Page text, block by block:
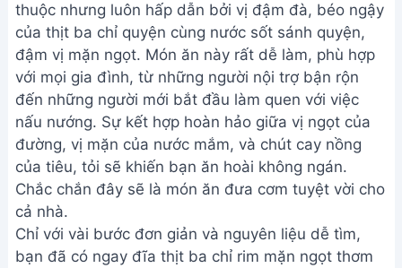
thuộc nhưng luôn hấp dẫn bởi vị đậm đà, béo ngậy
của thịt ba chỉ quyện cùng nước sốt sánh quyện,
đậm vị mặn ngọt. Món ăn này rất dễ làm, phù hợp
với mọi gia đình, từ những người nội trợ bận rộn
đến những người mới bắt đầu làm quen với việc
nấu nướng. Sự kết hợp hoàn hảo giữa vị ngọt của
đường, vị mặn của nước mắm, và chút cay nồng
của tiêu, tỏi sẽ khiến bạn ăn hoài không ngán.
Chắc chắn đây sẽ là món ăn đưa cơm tuyệt vời cho
cả nhà.
Chỉ với vài bước đơn giản và nguyên liệu dễ tìm,
bạn đã có ngay đĩa thịt ba chỉ rim mặn ngọt thơm